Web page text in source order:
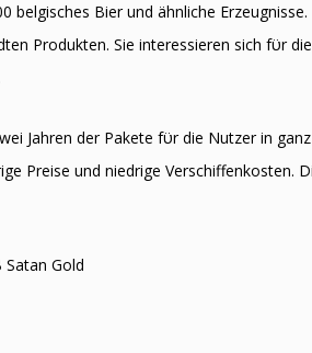
belgisches Bier und ähnliche
Produkten. Sie interessieren sich fϋr
Jahren der Pakete fϋr die Nutzer in
Preise und niedrige Verschiffenkosten.
Gold